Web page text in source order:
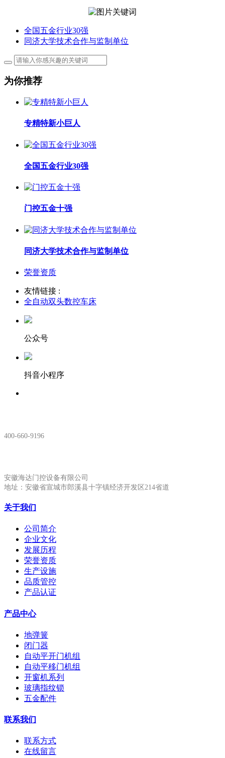
全国五金行业30强
同济大学技术合作与监制单位
为你推荐
专精特新小巨人
全国五金行业30强
门控五金十强
同济大学技术合作与监制单位
荣誉资质
友情链接 :
全自动双头数控车床
公众号
抖音小程序
400-660-9196
安徽海达门控设备有限公司
地址：安徽省宣城市郎溪县十字镇经济开发区214省道
关于我们
公司简介
企业文化
发展历程
荣誉资质
生产设施
品质管控
产品认证
产品中心
地弹簧
闭门器
自动平开门机组
自动平移门机组
开窗机系列
玻璃指纹锁
五金配件
联系我们
联系方式
在线留言